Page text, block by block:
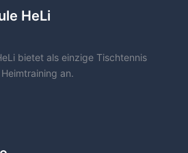
HeLi
bietet als einzige Tischtennis
an.